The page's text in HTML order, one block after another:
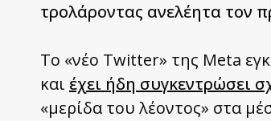
τρολάροντας ανελέητα τον
Το «νέο Twitter» της Meta
και έχει ήδη συγκεντρώσει
«μερίδα του λέοντος» στα